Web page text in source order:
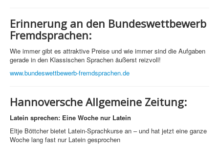
Erinnerung an den Bundeswettbewerb
Fremdsprachen:
Wie immer gibt es attraktive Preise und wie immer sind die Aufgaben
gerade in den Klassischen Sprachen äußerst reizvoll!
www.bundeswettbewerb-fremdsprachen.de
Hannoversche Allgemeine Zeitung:
Latein sprechen: Eine Woche nur Latein
Eltje Böttcher bietet Latein-Sprachkurse an – und hat jetzt eine ganze
Woche lang fast nur Latein gesprochen